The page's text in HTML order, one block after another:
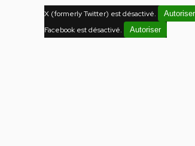
X (formerly Twitter) est désactivé. Autoriser
Facebook est désactivé. Autoriser